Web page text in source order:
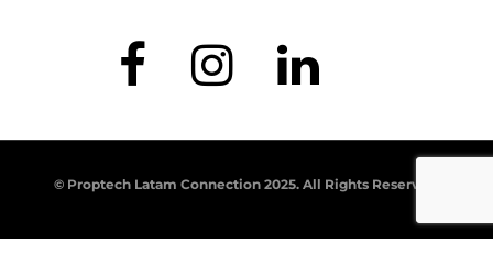
© Proptech Latam Connection 2025. All Rights Reserved.